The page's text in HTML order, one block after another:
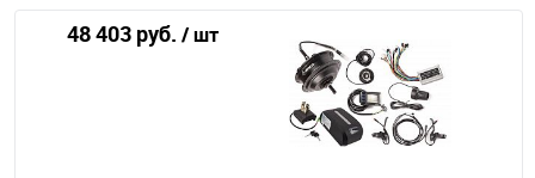
48 403 руб. / шт